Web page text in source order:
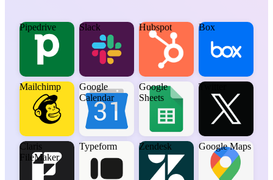
Pipedrive Slack Hubspot Box
Mailchimp
Google
Calendar
Google
Sheets
Twitter
Claris
FileMaker
Typeform Zendesk Google Maps